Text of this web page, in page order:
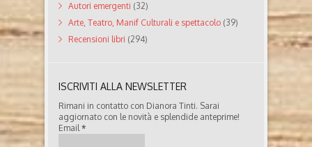
Autori emergenti (32)
Arte, Teatro, Manif Culturali e spettacolo (39)
Recensioni libri (294)
ISCRIVITI ALLA NEWSLETTER
Rimani in contatto con Dianora Tinti. Sarai
aggiornato con le novità e splendide anteprime!
Email*